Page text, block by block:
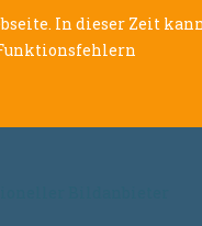
In dieser Zeit